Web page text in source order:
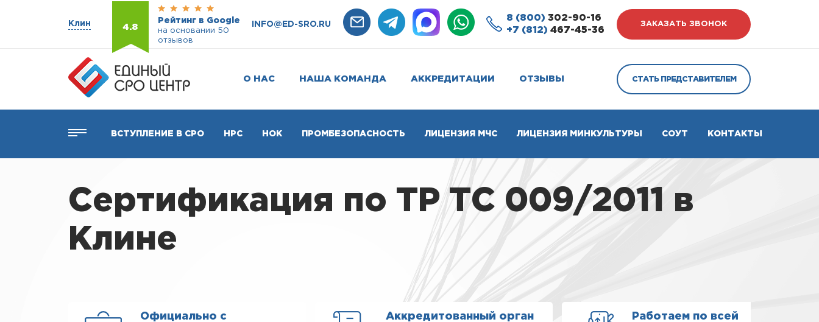
Клин 4.8
Рейтинг в Google
на основании 50
отзывов
INFO@ED-SRO.RU
8 (800) 302-90-16
+7 (812) 467-45-36
ЗАКАЗАТЬ ЗВОНОК
О НАС НАША КОМАНДА АККРЕДИТАЦИИ ОТЗЫВЫ СТАТЬ ПРЕДСТАВИТЕЛЕМ
ВСТУПЛЕНИЕ В СРО НРС НОК ПРОМБЕЗОПАСНОСТЬ ЛИЦЕНЗИЯ МЧС ЛИЦЕНЗИЯ МИНКУЛЬТУРЫ СОУТ КОНТАКТЫ
Сертификация по ТР ТС 009/2011 в
Клине
Официально с
Аккредитованный орган
Работаем по всей